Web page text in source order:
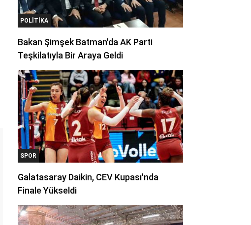
POLITIKA
Bakan Şimşek Batman'da AK Parti
Teşkilatıyla Bir Araya Geldi
SPOR
Galatasaray Daikin, CEV Kupası'nda
Finale Yükseldi